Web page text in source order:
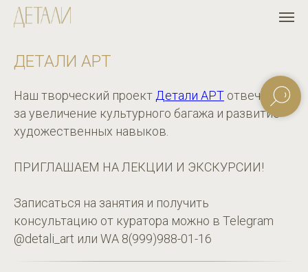
ДЕТАЛИ АРТ
Наш творческий проект Детали АРТ отвечает
за увеличение культурного багажа и развитие
художественных навыков.
ПРИГЛАШАЕМ НА ЛЕКЦИИ И ЭКСКУРСИИ!
Записаться на занятия и получить
консультацию от куратора можно в Telegram
@detali_art или WA 8(999)988-01-16